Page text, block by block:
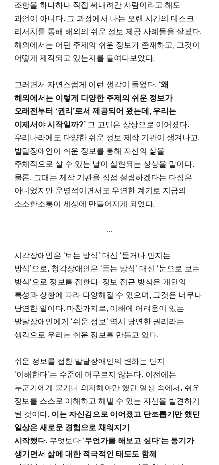
조항을 하나하나 직접 써내려간 사람이라고 해도
과언이 아니다. 그 과정에서 나는 오랜 시간의 데스크
리서치를 통해 해외의 쉬운 정보 제공 사례들을 살폈다.
해외에서는 어떤 주제의 쉬운 정보가 존재하고, 그것이
어떻게 제작되고 있는지를 들여다보았다.
그러면서 자연스럽게 이런 생각이 들었다. ‘왜
해외에서는 이렇게 다양한 주제의 쉬운 정보가
오래전부터 ‘권리’로서 제공되어 왔는데, 우리는
이제서야 시작일까?’ 그 고민은 상상으로 이어졌다.
우리나라에도 다양한 쉬운 정보 제작 기관이 생겨나고,
발달장애인이 쉬운 정보를 통해 자신의 삶을
주체적으로 살 수 있는 날이 실현되는 상상을 말이다.
물론, 그때는 제작 기관을 직접 설립하겠다는 다짐은
아니었지만 운명적이면서도 우연한 계기로 지금의
소소한소통이 세상에 만들어지게 되었다.
…
시각장애인은 ‘보는 방식’ 대신 ‘듣거나 만지는
방식’으로, 청각장애인은 ‘듣는 방식’ 대신 ‘눈으로 보는
방식’으로 정보를 접한다. 정보 접근 방식은 개인의
특성과 상황에 따라 다양해질 수 있으며, 그것은 너무나
당연한 일이다. 마찬가지로, 이해에 어려움이 있는
발달장애인에게 ‘쉬운 정보’ 역시 당연한 권리라는
생각으로 우리는 쉬운 정보를 만들고 있다.
쉬운 정보를 접한 발달장애인의 변화는 단지
‘이해한다’는 수준에 머무르지 않는다. 이전에는
누군가에게 묻거나 의지해야만 했던 일상 속에서, 쉬운
정보를 스스로 이해하고 해낼 수 있는 자신을 발견하게
된 것이다. 이는 자신감으로 이어졌고 단조롭기만 했던
일상은 새로운 경험으로 채워지기
시작했다. 무엇보다 ‘무언가를 해보고 싶다’는 동기가
생기면서 삶에 대한 적극적인 태도도 함께